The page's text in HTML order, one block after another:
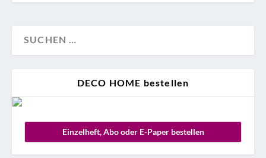
DECO HOME bestellen
Einzelheft, Abo oder E-Paper bestellen